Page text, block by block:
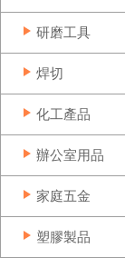
研磨工具
焊切
化工產品
辦公室用品
家庭五金
塑膠製品